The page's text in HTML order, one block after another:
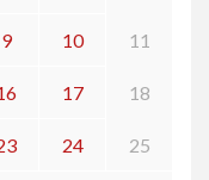
9 10 11
17 18
24 25